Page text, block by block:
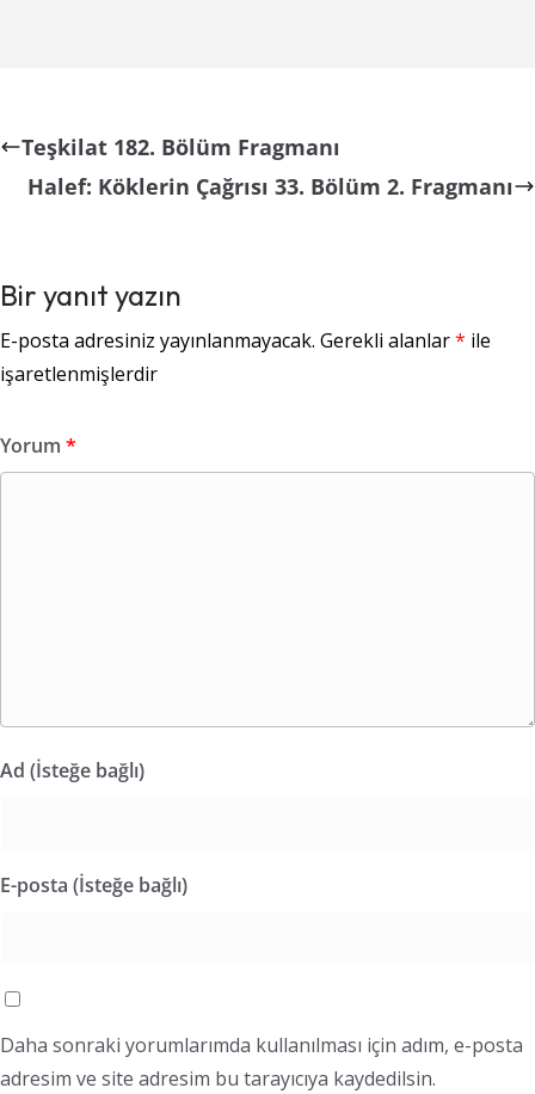
Teşkilat 182. Bölüm Fragmanı
Halef: Köklerin Çağrısı 33. Bölüm 2. Fragmanı
Bir yanıt yazın
E-posta adresiniz yayınlanmayacak. Gerekli alanlar* ile
işaretlenmişlerdir
Yorum *
Ad (İsteğe bağlı)
E-posta (İsteğe bağlı)
Daha sonraki yorumlarımda kullanılması için adım, e-posta
adresim ve site adresim bu tarayıcıya kaydedilsin.